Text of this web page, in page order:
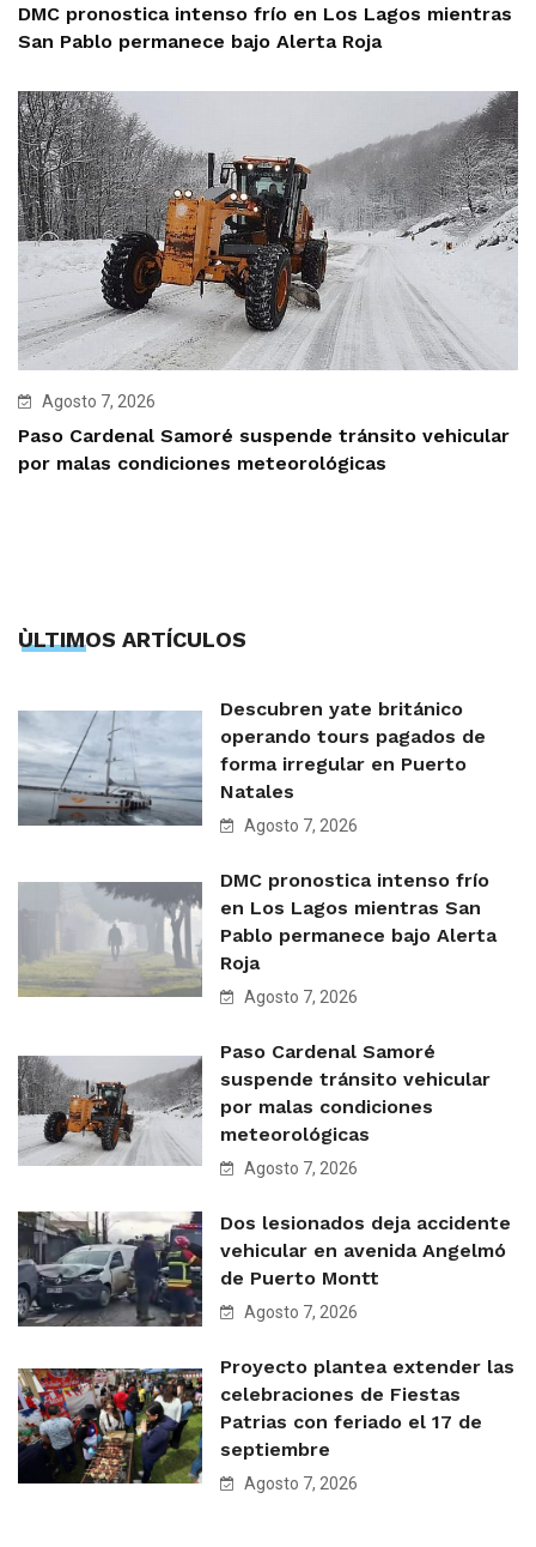
DMC pronostica intenso frío en Los Lagos mientras
San Pablo permanece bajo Alerta Roja
Agosto 7, 2026
Paso Cardenal Samoré suspende tránsito vehicular
por malas condiciones meteorológicas
ÙLTIMOS ARTÍCULOS
Descubren yate británico
operando tours pagados de
forma irregular en Puerto
Natales
Agosto 7, 2026
DMC pronostica intenso frío
en Los Lagos mientras San
Pablo permanece bajo Alerta
Roja
Agosto 7, 2026
Paso Cardenal Samoré
suspende tránsito vehicular
por malas condiciones
meteorológicas
Agosto 7, 2026
Dos lesionados deja accidente
vehicular en avenida Angelmó
de Puerto Montt
Agosto 7, 2026
Proyecto plantea extender las
celebraciones de Fiestas
Patrias con feriado el 17 de
septiembre
Agosto 7, 2026